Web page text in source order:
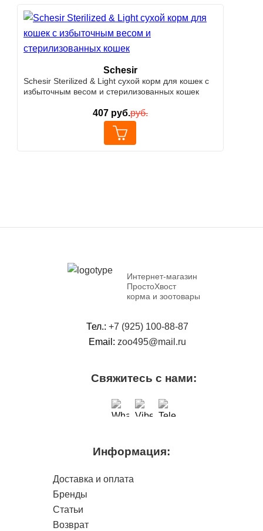
Schesir
Schesir Sterilized & Light сухой корм для кошек с
избыточным весом и стерилизованных кошек
407руб.руб.
Интернет-магазин
ПростоХвост
корма и зоотовары
Тел.:+7 (925) 100-88-87
Email: zoo495@mail.ru
Свяжитесь с нами:
Информация:
Доставка и оплата
Бренды
Статьи
Возврат